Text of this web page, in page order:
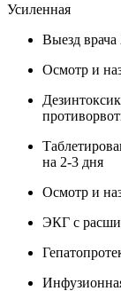
Усиленная
Выезд врача
Осмотр и
на 2-3 дня
Осмотр и
ЭКГ с